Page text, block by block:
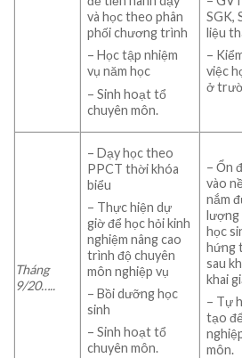
và học theo phân
phối chương trình
– Học tập nhiệm
vụ năm học
– Sinh hoạt tổ
chuyên môn.
SGK,
liệu
–
việc
ở
Tháng
9/20…..
– Dạy học theo
PPCT thời khóa
biểu
– Thực hiện dự
giờ để học hỏi kinh
nghiệm nâng cao
trình độ chuyên
môn nghiệp vụ
– Bồi dưỡng học
sinh
– Sinh hoạt tổ
chuyên môn.
– Ổn
vào
nắm
lượng
học
hứng
sau
khai
– Tự
tạo
môn.